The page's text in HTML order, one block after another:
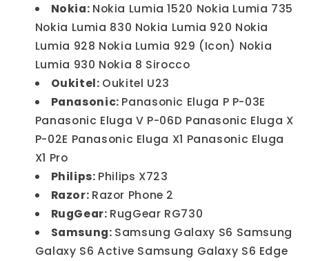
Nokia: Nokia Lumia 1520 Nokia Lumia 735
Nokia Lumia 830 Nokia Lumia 920 Nokia
Lumia 928 Nokia Lumia 929 (Icon) Nokia
Lumia 930 Nokia 8 Sirocco
Oukitel: Oukitel U23
Panasonic: Panasonic Eluga P P-03E
Panasonic Eluga V P-06D Panasonic Eluga X
P-02E Panasonic Eluga X1 Panasonic Eluga
X1 Pro
Philips: Philips X723
Razor: Razor Phone 2
RugGear: RugGear RG730
Samsung: Samsung Galaxy S6 Samsung
Galaxy S6 Active Samsung Galaxy S6 Edge